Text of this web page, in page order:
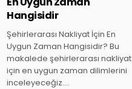
Hangisidir
Şehirlerarası Nakliyat İçin En
Uygun Zaman Hangisidir? Bu
makalede şehirlerarası nakliyat
için en uygun zaman dilimlerini
inceleyeceğiz….